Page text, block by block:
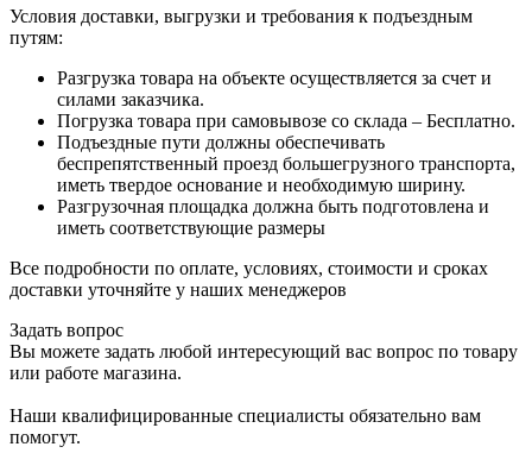
Условия доставки, выгрузки и требования к подъездным
путям:
Разгрузка товара на объекте осуществляется за счет и
силами заказчика.
Погрузка товара при самовывозе со склада – Бесплатно.
Подъездные пути должны обеспечивать
беспрепятственный проезд большегрузного транспорта,
иметь твердое основание и необходимую ширину.
Разгрузочная площадка должна быть подготовлена и
иметь соответствующие размеры
Все подробности по оплате, условиях, стоимости и сроках
доставки уточняйте у наших менеджеров
Задать вопрос
Вы можете задать любой интересующий вас вопрос по товару
или работе магазина.
Наши квалифицированные специалисты обязательно вам
помогут.